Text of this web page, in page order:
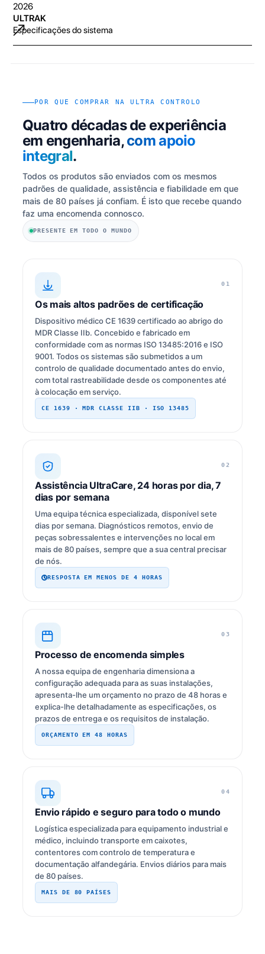
2026
ULTRAK
Especificações do sistema
POR QUE COMPRAR NA ULTRA CONTROLO
Quatro décadas de experiência
em engenharia,com apoio
integral.
Todos os produtos são enviados com os mesmos
padrões de qualidade, assistência e fiabilidade em que
mais de 80 países já confiam. É isto que recebe quando
faz uma encomenda connosco.
PRESENTE EM TODO O MUNDO
01
Os mais altos padrões de certificação
Dispositivo médico CE 1639 certificado ao abrigo do
MDR Classe IIb. Concebido e fabricado em
conformidade com as normas ISO 13485:2016 e ISO
9001. Todos os sistemas são submetidos a um
controlo de qualidade documentado antes do envio,
com total rastreabilidade desde os componentes até
à colocação em serviço.
CE 1639 · MDR CLASSE IIB · ISO 13485
02
Assistência UltraCare, 24 horas por dia, 7
dias por semana
Uma equipa técnica especializada, disponível sete
dias por semana. Diagnósticos remotos, envio de
peças sobressalentes e intervenções no local em
mais de 80 países, sempre que a sua central precisar
de nós.
RESPOSTA EM MENOS DE 4 HORAS
03
Processo de encomenda simples
A nossa equipa de engenharia dimensiona a
configuração adequada para as suas instalações,
apresenta-lhe um orçamento no prazo de 48 horas e
explica-lhe detalhadamente as especificações, os
prazos de entrega e os requisitos de instalação.
ORÇAMENTO EM 48 HORAS
04
Envio rápido e seguro para todo o mundo
Logística especializada para equipamento industrial e
médico, incluindo transporte em caixotes,
contentores com controlo de temperatura e
documentação alfandegária. Envios diários para mais
de 80 países.
MAIS DE 80 PAÍSES